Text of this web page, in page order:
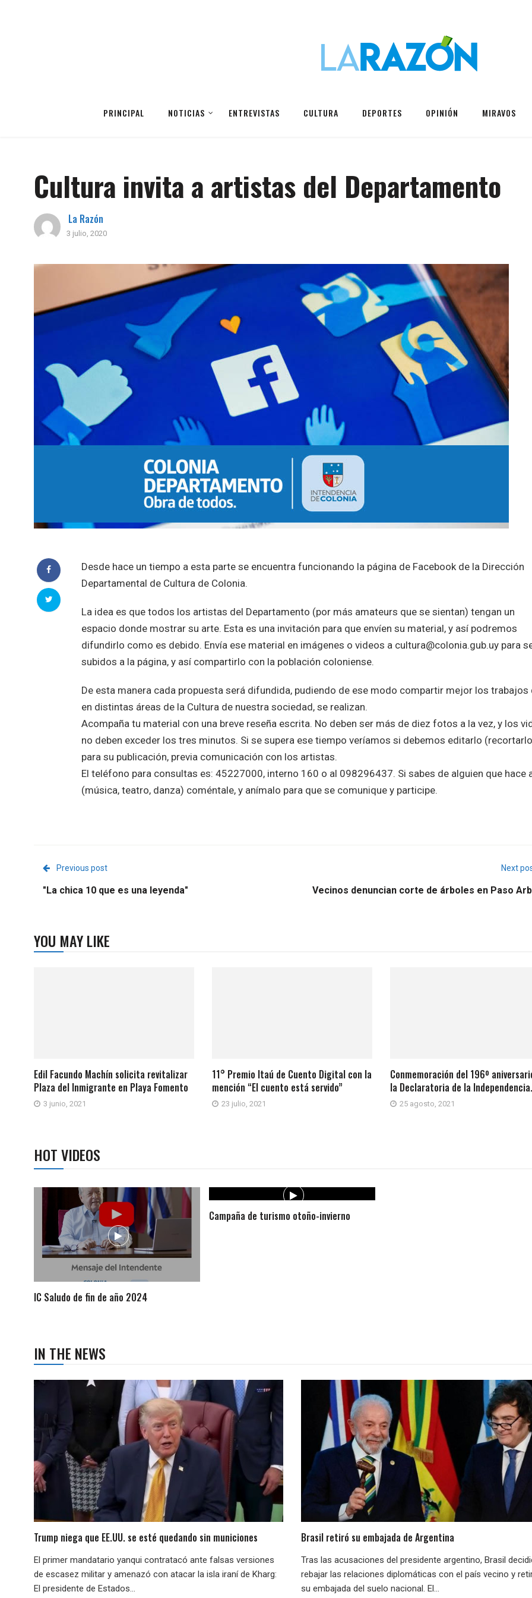
PRINCIPAL NOTICIAS ENTREVISTAS CULTURA DEPORTES OPINIÓN MIRAVOS
Cultura invita a artistas del Departamento
La Razón
3 julio, 2020
Desde hace un tiempo a esta parte se encuentra funcionando la página de Facebook de la Dirección
Departamental de Cultura de Colonia.
La idea es que todos los artistas del Departamento (por más amateurs que se sientan) tengan un
espacio donde mostrar su arte. Esta es una invitación para que envíen su material, y así podremos
difundirlo como es debido. Envía ese material en imágenes o videos a cultura@colonia.gub.uy para
subidos a la página, y así compartirlo con la población coloniense.
De esta manera cada propuesta será difundida, pudiendo de ese modo compartir mejor los trabajos
en distintas áreas de la Cultura de nuestra sociedad, se realizan.
Acompaña tu material con una breve reseña escrita. No deben ser más de diez fotos a la vez, y los
no deben exceder los tres minutos. Si se supera ese tiempo veríamos si debemos editarlo
para su publicación, previa comunicación con los artistas.
El teléfono para consultas es: 45227000, interno 160 o al 098296437. Si sabes de alguien que hace
(música, teatro, danza) coméntale, y anímalo para que se comunique y participe.
Previous post
"La chica 10 que es una leyenda"
Next
Vecinos denuncian corte de árboles en Paso
YOU MAY LIKE
Edil Facundo Machín solicita revitalizar
Plaza del Inmigrante en Playa Fomento
3 junio, 2021
11° Premio Itaú de Cuento Digital con la
mención “El cuento está servido”
23 julio, 2021
Conmemoración del 196º
la Declaratoria de la Independencia.
25 agosto, 2021
HOT VIDEOS
IC Saludo de fin de año 2024
Campaña de turismo otoño-invierno
IN THE NEWS
Trump niega que EE.UU. se esté quedando sin municiones
El primer mandatario yanqui contratacó ante falsas versiones
de escasez militar y amenazó con atacar la isla iraní de Kharg:
El presidente de Estados...
Brasil retiró su embajada de Argentina
Tras las acusaciones del presidente argentino, Brasil
rebajar las relaciones diplomáticas con el país vecino y
su embajada del suelo nacional. El...